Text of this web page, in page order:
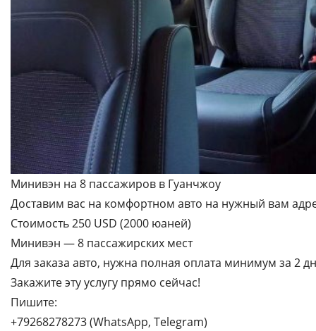
Минивэн на 8 пассажиров в Гуанчжоу
Доставим вас на комфортном авто на нужный вам
Стоимость 250 USD (2000 юаней)
Минивэн — 8 пассажирских мест
Для заказа авто, нужна полная оплата минимум за 2
Закажите эту услугу прямо сейчас!
Пишите:
+79268278273 (WhatsApp, Telegram)